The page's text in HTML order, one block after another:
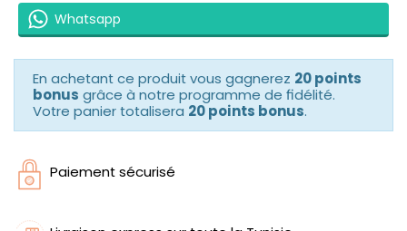
Whatsapp
En achetant ce produit vous gagnerez 20 points
bonus grâce à notre programme de fidélité.
Votre panier totalisera 20 points bonus.
Paiement sécurisé